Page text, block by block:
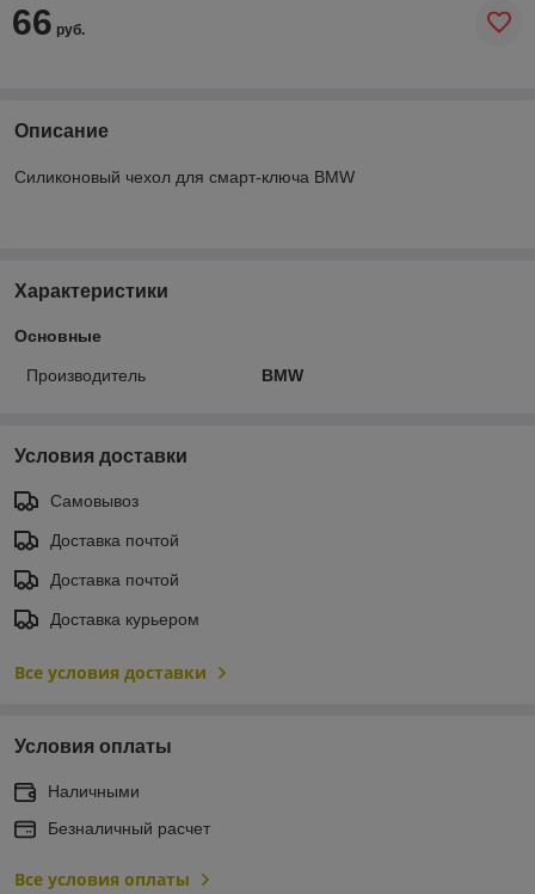
66 руб.
Описание
Силиконовый чехол для смарт-ключа BMW
Характеристики
Основные
Производитель BMW
Условия доставки
Самовывоз
Доставка почтой
Доставка почтой
Доставка курьером
Все условия доставки
Условия оплаты
Наличными
Безналичный расчет
Все условия оплаты